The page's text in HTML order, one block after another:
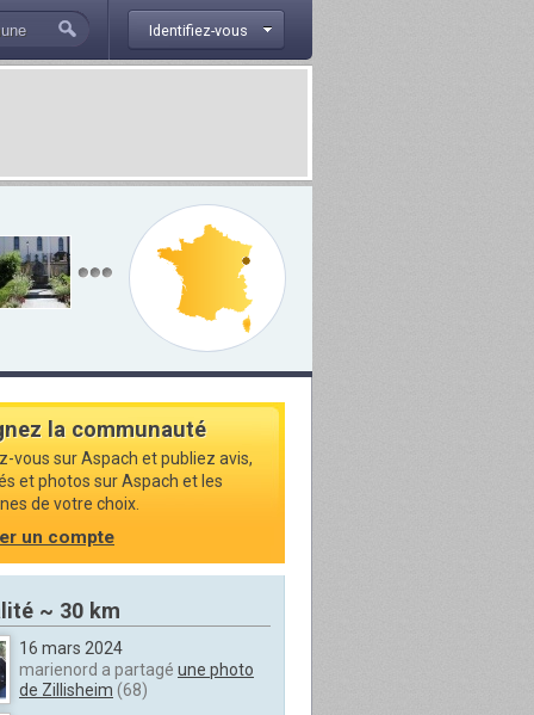
Identifiez-vous
la communauté
vous sur Aspach et publiez avis,
et photos sur Aspach et les
de votre choix.
un compte
~ 30 km
16 mars 2024
marienord a partagé une photo
de Zillisheim (68)